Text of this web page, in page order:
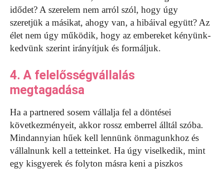
idődet? A szerelem nem arról szól, hogy úgy
szeretjük a másikat, ahogy van, a hibáival együtt? Az
élet nem úgy működik, hogy az embereket kényünk-
kedvünk szerint irányítjuk és formáljuk.
4. A felelősségvállalás
megtagadása
Ha a partnered sosem vállalja fel a döntései
következményeit, akkor rossz emberrel álltál szóba.
Mindannyian hűek kell lennünk önmagunkhoz és
vállalnunk kell a tetteinket. Ha úgy viselkedik, mint
egy kisgyerek és folyton másra keni a piszkos